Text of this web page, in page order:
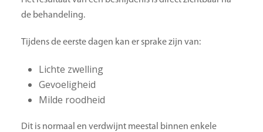
de behandeling.
Tijdens de eerste dagen kan er sprake zijn van:
Lichte zwelling
Gevoeligheid
Milde roodheid
Dit is normaal en verdwijnt meestal binnen enkele